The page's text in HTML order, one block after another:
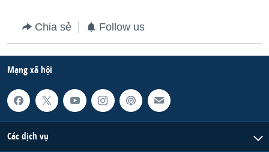
Chia sẻ Follow us
Mạng xã hội
Các dịch vụ